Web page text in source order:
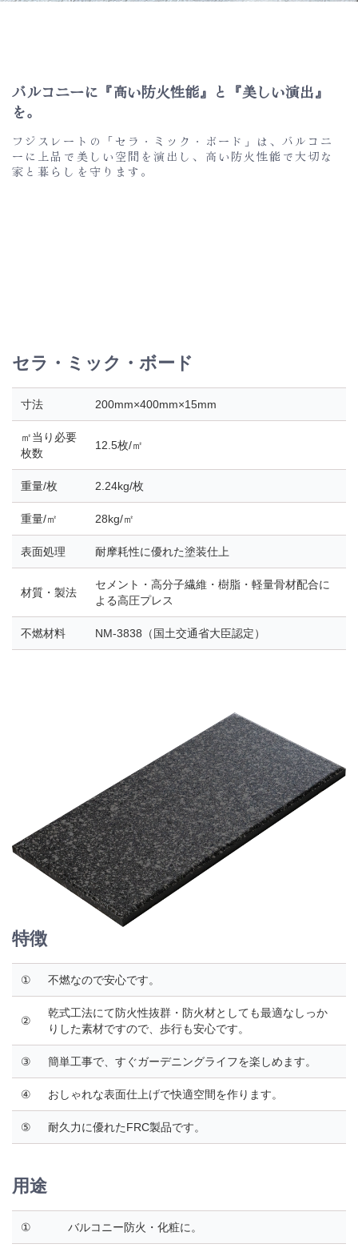
バルコニーに『高い防火性能』と『美しい演出』
を。
フジスレートの「セラ・ミック・ボード」は、バルコニ
ーに上品で美しい空間を演出し、高い防火性能で大切な
家と暮らしを守ります。
セラ・ミック・ボード
寸法 200mm×400mm×15mm
㎡当り必要
枚数
12.5枚/㎡
重量/枚 2.24kg/枚
重量/㎡ 28kg/㎡
表面処理 耐摩耗性に優れた塗装仕上
材質・製法
セメント・高分子繊維・樹脂・軽量骨材配合に
よる高圧プレス
不燃材料 NM-3838（国土交通省大臣認定）
特徴
① 不燃なので安心です。
②
乾式工法にて防火性抜群・防火材としても最適なしっか
りした素材ですので、歩行も安心です。
③ 簡単工事で、すぐガーデニングライフを楽しめます。
④ おしゃれな表面仕上げで快適空間を作ります。
⑤ 耐久力に優れたFRC製品です。
用途
① バルコニー防火・化粧に。